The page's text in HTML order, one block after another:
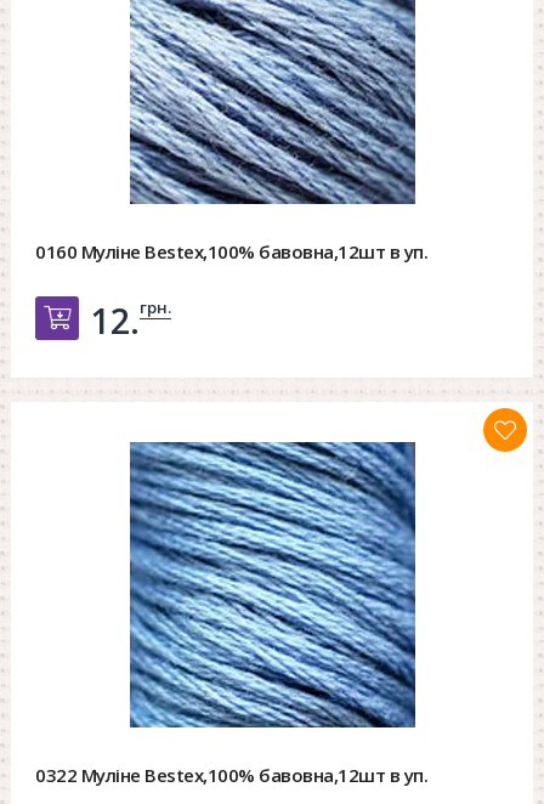
0160 Муліне Bestex,100% бавовна,12шт в уп.
Добавить в корзину
12.грн.
0322 Муліне Bestex,100% бавовна,12шт в уп.